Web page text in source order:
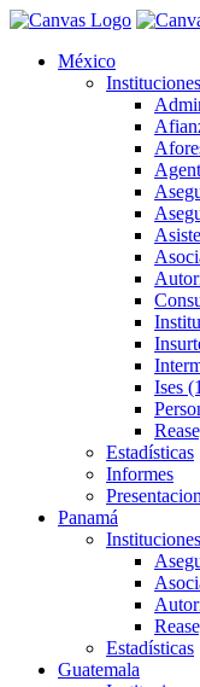
México
Instituciones
Ises
Estadísticas
Informes
Panamá
Instituciones
Estadísticas
Guatemala